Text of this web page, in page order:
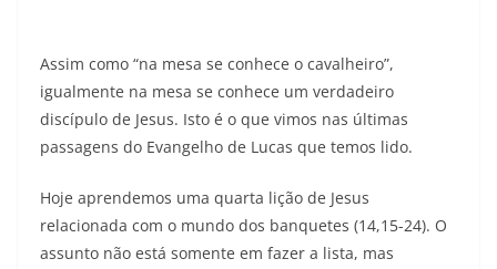
Assim como “na mesa se conhece o cavalheiro”,
igualmente na mesa se conhece um verdadeiro
discípulo de Jesus. Isto é o que vimos nas últimas
passagens do Evangelho de Lucas que temos lido.
Hoje aprendemos uma quarta lição de Jesus
relacionada com o mundo dos banquetes (14,15-24). O
assunto não está somente em fazer a lista, mas